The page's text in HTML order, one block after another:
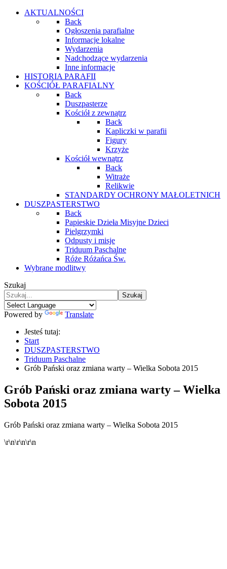
AKTUALNOŚCI
Back
Ogłoszenia parafialne
Informacje lokalne
Wydarzenia
Nadchodzące wydarzenia
Inne informacje
HISTORIA PARAFII
KOŚCIÓŁ PARAFIALNY
Back
Duszpasterze
Kościół z zewnątrz
Back
Kapliczki w parafii
Figury
Krzyże
Kościół wewnątrz
Back
Witraże
Relikwie
STANDARDY OCHRONY MAŁOLETNICH
DUSZPASTERSTWO
Back
Papieskie Dzieła Misyjne Dzieci
Pielgrzymki
Odpusty i misje
Triduum Paschalne
Róże Różańca Św.
Wybrane modlitwy
Szukaj
Szukaj
Powered by
Translate
Jesteś tutaj:
Start
DUSZPASTERSTWO
Triduum Paschalne
Grób Pański oraz zmiana warty – Wielka Sobota 2015
Grób Pański oraz zmiana warty – Wielka
Sobota 2015
Grób Pański oraz zmiana warty – Wielka Sobota 2015
\r\n\r\n\r\n